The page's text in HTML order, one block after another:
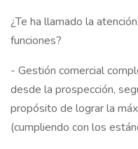
¿Te ha llamado la
funciones?
- Gestión comercial
desde la prospección,
propósito de lograr la
(cumpliendo con los